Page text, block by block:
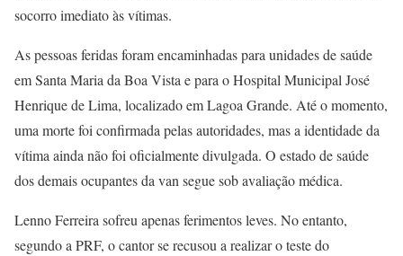
socorro imediato às vítimas.
As pessoas feridas foram encaminhadas para unidades de saúde
em Santa Maria da Boa Vista e para o Hospital Municipal José
Henrique de Lima, localizado em Lagoa Grande. Até o momento,
uma morte foi confirmada pelas autoridades, mas a identidade da
vítima ainda não foi oficialmente divulgada. O estado de saúde
dos demais ocupantes da van segue sob avaliação médica.
Lenno Ferreira sofreu apenas ferimentos leves. No entanto,
segundo a PRF, o cantor se recusou a realizar o teste do